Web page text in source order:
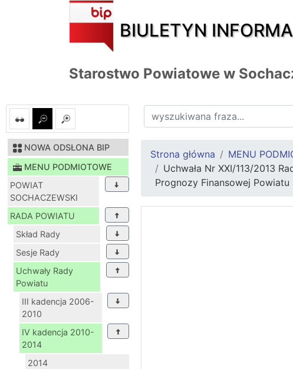
BIULETYN
Starostwo Powiatowe w
NOWA ODSŁONA BIP
MENU PODMIOTOWE
POWIAT
SOCHACZEWSKI
RADA POWIATU
Skład Rady
Sesje Rady
Uchwały Rady
Powiatu
III kadencja 2006-
2010
IV kadencja 2010-
2014
2014
Strona główna MENU
Uchwała Nr XXI/113/2013
Prognozy Finansowej